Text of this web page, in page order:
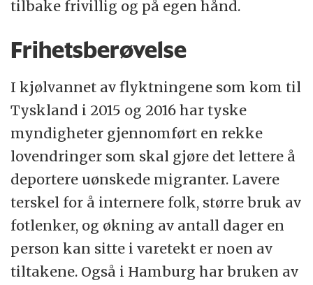
tilbake frivillig og på egen hånd.
Frihetsberøvelse
I kjølvannet av flyktningene som kom til
Tyskland i 2015 og 2016 har tyske
myndigheter gjennomført en rekke
lovendringer som skal gjøre det lettere å
deportere uønskede migranter. Lavere
terskel for å internere folk, større bruk av
fotlenker, og økning av antall dager en
person kan sitte i varetekt er noen av
tiltakene. Også i Hamburg har bruken av